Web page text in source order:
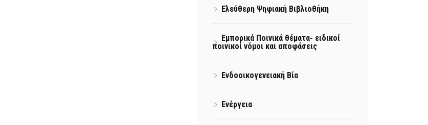
Ελεύθερη Ψηφιακή Βιβλιοθήκη
Εμπορικά Ποινικά θέματα- ειδικοί
ποινικοί νόμοι και αποφάσεις
Ενδοοικογενειακή Βία
Ενέργεια